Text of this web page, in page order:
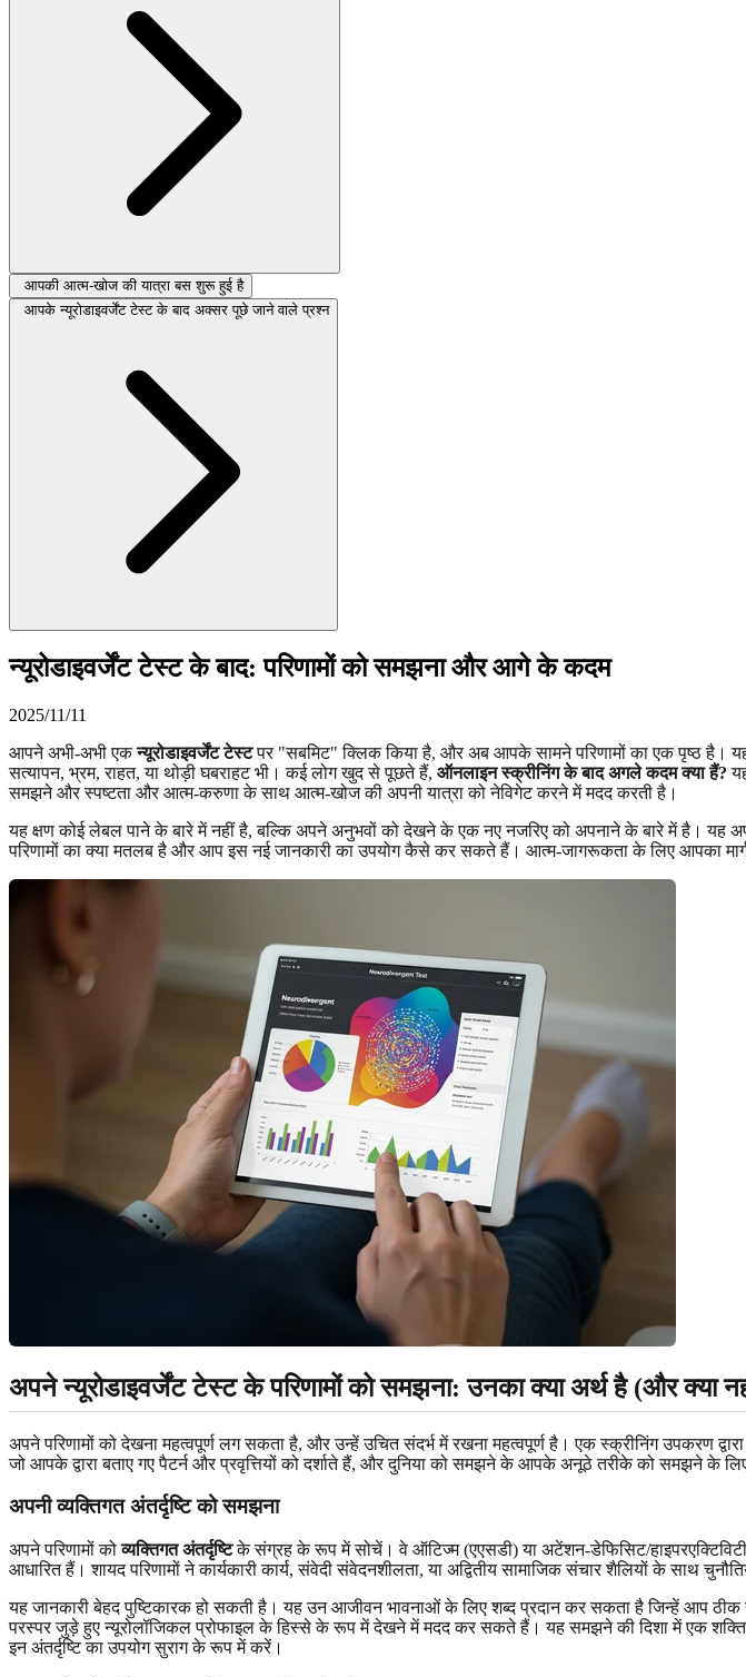
आपकी आत्म-खोज की यात्रा बस शुरू हुई है
आपके न्यूरोडाइवर्जेंट टेस्ट के बाद अक्सर पूछे जाने वाले प्रश्न
न्यूरोडाइवर्जेंट टेस्ट के बाद: परिणामों को समझना और आगे के कदम
2025/11/11
आपने अभी-अभी एकन्यूरोडाइवर्जेंट टेस्टपर "सबमिट" क्लिक किया है, और अब आपके सामने परिणामों का एक पृष्ठ है।
सत्यापन, भ्रम, राहत, या थोड़ी घबराहट भी। कई लोग खुद से पूछते हैं, ऑनलाइन स्क्रीनिंग के बाद अगले कदम क्या हैं?
समझने और स्पष्टता और आत्म-करुणा के साथ आत्म-खोज की अपनी यात्रा को नेविगेट करने में मदद करती है।
यह क्षण कोई लेबल पाने के बारे में नहीं है, बल्कि अपने अनुभवों को देखने के एक नए नजरिए को अपनाने के बारे में
परिणामों का क्या मतलब है और आप इस नई जानकारी का उपयोग कैसे कर सकते हैं। आत्म-जागरूकता के लिए आपका
अपने न्यूरोडाइवर्जेंट टेस्ट के परिणामों को समझना: उनका क्या अर्थ है (और क्या
अपने परिणामों को देखना महत्वपूर्ण लग सकता है, और उन्हें उचित संदर्भ में रखना महत्वपूर्ण है। एक स्क्रीनिंग उपकरण
जो आपके द्वारा बताए गए पैटर्न और प्रवृत्तियों को दर्शाते हैं, और दुनिया को समझने के आपके अनूठे तरीके को समझने के
अपनी व्यक्तिगत अंतर्दृष्टि को समझना
अपने परिणामों कोव्यक्तिगत अंतर्दृष्टिके संग्रह के रूप में सोचें। वे ऑटिज्म (एएसडी) या अटेंशन-डेफिसिट/हाइपरएक्टिविटी
आधारित हैं। शायद परिणामों ने कार्यकारी कार्य, संवेदी संवेदनशीलता, या अद्वितीय सामाजिक संचार शैलियों के साथ
यह जानकारी बेहद पुष्टिकारक हो सकती है। यह उन आजीवन भावनाओं के लिए शब्द प्रदान कर सकता है जिन्हें आप
परस्पर जुड़े हुए न्यूरोलॉजिकल प्रोफाइल के हिस्से के रूप में देखने में मदद कर सकते हैं। यह समझने की दिशा में एक
इन अंतर्दृष्टि का उपयोग सुराग के रूप में करें।